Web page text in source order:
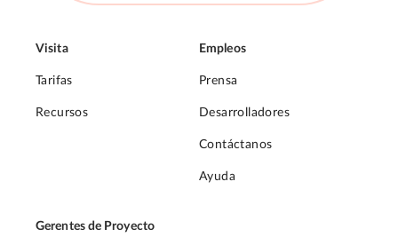
Visita
Tarifas
Recursos
Empleos
Prensa
Desarrolladores
Contáctanos
Ayuda
Gerentes de Proyecto